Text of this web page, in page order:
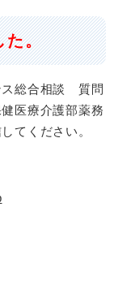
た。
ス総合相談 質問
医療介護部薬務
てください。